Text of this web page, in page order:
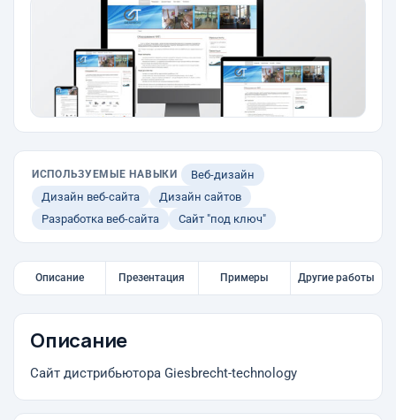
ИСПОЛЬЗУЕМЫЕ НАВЫКИ
Веб-дизайн
Дизайн веб-сайта
Дизайн сайтов
Разработка веб-сайта
Сайт "под ключ"
Описание Презентация Примеры Другие работы
Описание
Сайт дистрибьютора Giesbrecht-technology